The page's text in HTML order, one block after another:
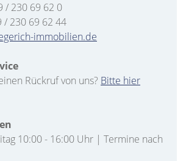
/ 230 69 62 0
/ 230 69 62 44
immobilien.de
Rückruf von uns? Bitte hier
10:00 - 16:00 Uhr | Termine nach